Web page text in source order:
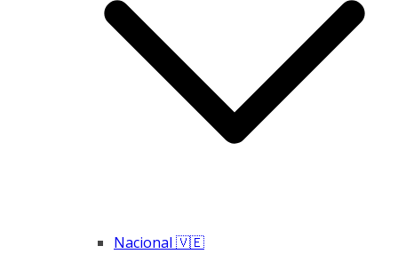
Nacional 🇻🇪